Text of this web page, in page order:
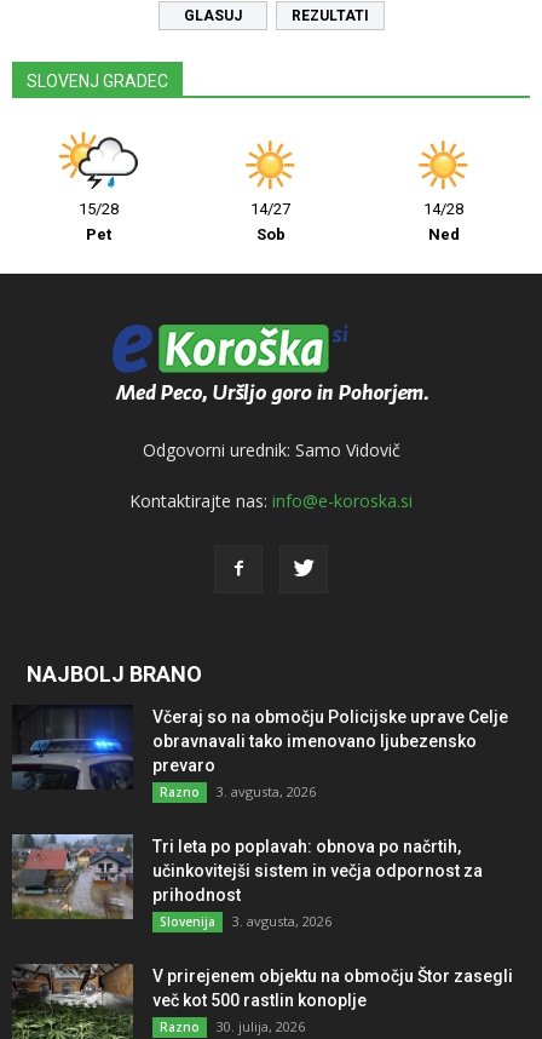
REZULTATI
SLOVENJ GRADEC
15/28
Pet
14/27
Sob
14/28
Ned
Odgovorni urednik: Samo Vidovič
Kontaktirajte nas: info@e-koroska.si
NAJBOLJ BRANO
Včeraj so na območju Policijske uprave Celje
obravnavali tako imenovano ljubezensko
prevaro
Razno 3. avgusta, 2026
Tri leta po poplavah: obnova po načrtih,
učinkovitejši sistem in večja odpornost za
prihodnost
Slovenija 3. avgusta, 2026
V prirejenem objektu na območju Štor zasegli
več kot 500 rastlin konoplje
Razno 30. julija, 2026